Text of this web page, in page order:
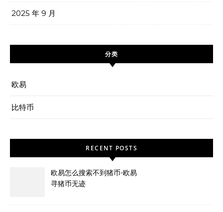
2025 年 9 月
分类
欧易
比特币
RECENT POSTS
欧易怎么搜索不到猪币-欧易
寻猪币无迹